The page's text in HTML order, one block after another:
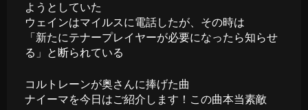
ようとしていた
ウェインはマイルスに電話したが、その時は
「新たにテナープレイヤーが必要になったら知らせ
る」と断られている
コルトレーンが奥さんに捧げた曲
ナイーマを今日はご紹介します！この曲本当素敵